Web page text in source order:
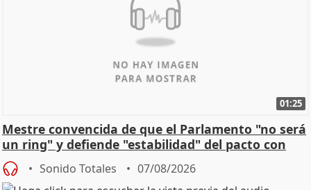
01:25
Mestre convencida de que el Parlamento "no será
un ring" y defiende "estabilidad" del pacto con
Vox
Sonido Totales 07/08/2026